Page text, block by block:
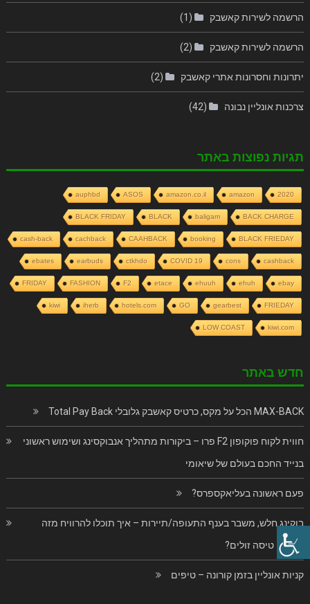
הרשמה לשירות קאשבק (1)
הרשמה לשירות קאשבק (2)
יתרונות וחסרונות אתרי קאשבק (2)
צרכנות אונליין נבונה (42)
תגיות נפוצות באתר
2020
amazon
amazon.co.il
ASOS
auphbd
BACK CHARGE
baligam
BLACK
BLACK FRIDAY
BLACK FRIEDAY
booking
CAAHBACK
cachback
cash-back
cashback
cons
COVID 19
ctkhdo
earbuds
ebates
ebay
ehuh
ehuuh
etace
F2
FASHION
FRIDAY
FRIEDAY
gearbest
GO
hotels.com
iherb
kiwi
kiwi.com
LOW COAST
חדש באתר
MAX-BACK הכל על מקס, כרטיס קאשבק גלובלי Total Pay Back
חווית לקוח פוקופון F2 פרו – ביקורות מתהליך אנבוקסינג ושימוש ראשוני
בנייד החכם בעולם של שיאומי
פעם ראשונה בעליאקספרס?
בוקינג חלש, משבר בענף התעופה/תיירות – איך תוכלו להרוויח מזה
כרטיסי טיסה זולים?
קניות אונליין בזמן קורונה – טיפים